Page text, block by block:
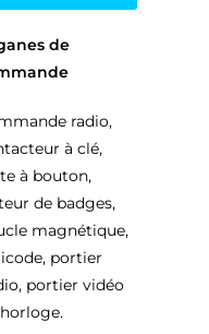
de
radio,
à clé,
à bouton,
de badges,
magnétique,
portier
portier vidéo